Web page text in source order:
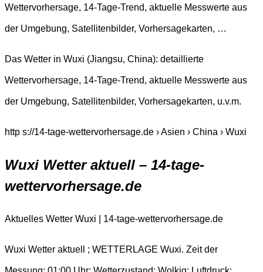
Wettervorhersage, 14-Tage-Trend, aktuelle Messwerte aus
der Umgebung, Satellitenbilder, Vorhersagekarten, …
Das Wetter in Wuxi (Jiangsu, China): detaillierte
Wettervorhersage, 14-Tage-Trend, aktuelle Messwerte aus
der Umgebung, Satellitenbilder, Vorhersagekarten, u.v.m.
http s://14-tage-wettervorhersage.de › Asien › China › Wuxi
Wuxi Wetter aktuell – 14-tage-
wettervorhersage.de
Aktuelles Wetter Wuxi | 14-tage-wettervorhersage.de
Wuxi Wetter aktuell ; WETTERLAGE Wuxi. Zeit der